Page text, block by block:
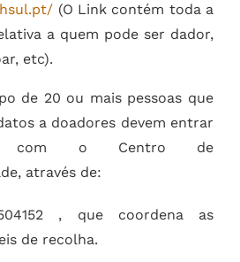
(O Link contém toda a
a quem pode ser dador,
etc).
de 20 ou mais pessoas que
a doadores devem entrar
com o Centro de
através de:
, que coordena as
de recolha.